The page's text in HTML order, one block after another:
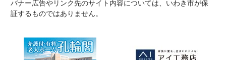
バナー広告やリンク先のサイト内容については、いわき市が保
証するものではありません。